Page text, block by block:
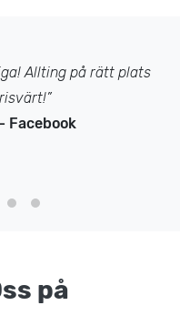
Allting på rätt plats
Facebook
på